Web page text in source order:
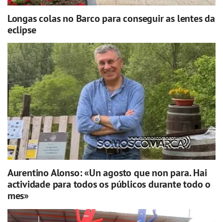
Longas colas no Barco para conseguir as lentes da
eclipse
Aurentino Alonso: «Un agosto que non para. Hai
actividade para todos os públicos durante todo o
mes»